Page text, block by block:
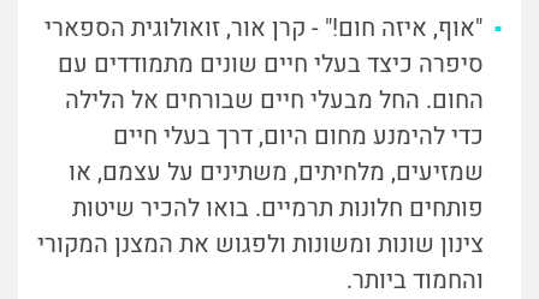
"אוף, איזה חום!" - קרן אור, זואולוגית הספארי
סיפרה כיצד בעלי חיים שונים מתמודדים עם
החום. החל מבעלי חיים שבורחים אל הלילה
כדי להימנע מחום היום, דרך בעלי חיים
שמזיעים, מלחיתים, משתינים על עצמם, או
פותחים חלונות תרמיים. בואו להכיר שיטות
צינון שונות ומשונות ולפגוש את המצנן המקורי
והחמוד ביותר.